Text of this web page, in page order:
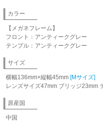
カラー
【メガネフレーム】
フロント：アンティークグレー
テンプル：アンティークグレー
サイズ
横幅136mm×縦幅45mm [Mサイズ]
レンズサイズ47mm ブリッジ23mm
原産国
中国